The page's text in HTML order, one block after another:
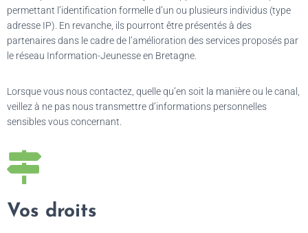
permettant l’identification formelle d’un ou plusieurs individus (type
adresse IP). En revanche, ils pourront être présentés à des
partenaires dans le cadre de l’amélioration des services proposés par
le réseau Information-Jeunesse en Bretagne.
Lorsque vous nous contactez, quelle qu’en soit la manière ou le canal,
veillez à ne pas nous transmettre d’informations personnelles
sensibles vous concernant.
Vos droits